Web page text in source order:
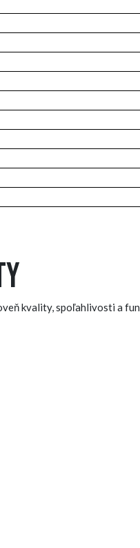
kvality, spoľahlivosti a